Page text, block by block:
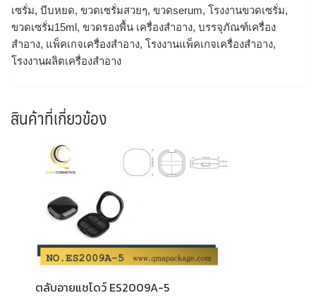
เซรั่ม, บีบหยด, ขวดเซรั่มสวยๆ, ขวดserum, โรงงานขวดเซรั่ม,
ขวดเซรั่ม15ml, ขวดรองพื้น เครื่องสำอาง, บรรจุภัณฑ์เครื่อง
สำอาง, แพ็คเกจเครื่องสำอาง, โรงงานแพ็คเกจเครื่องสำอาง,
โรงงานผลิตเครื่องสำอาง
สินค้าที่เกี่ยวข้อง
ตลับอายแชโดว์ ES2009A-5